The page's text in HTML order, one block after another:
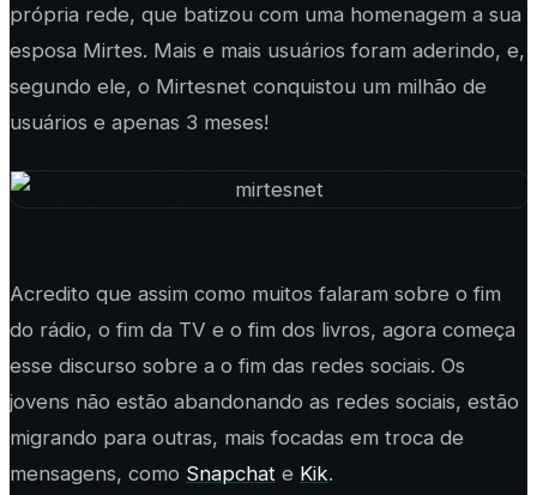
própria rede, que batizou com uma homenagem a sua
esposa Mirtes. Mais e mais usuários foram aderindo, e,
segundo ele, o Mirtesnet conquistou um milhão de
usuários e apenas 3 meses!
Acredito que assim como muitos falaram sobre o fim
do rádio, o fim da TV e o fim dos livros, agora começa
esse discurso sobre a o fim das redes sociais. Os
jovens não estão abandonando as redes sociais, estão
migrando para outras, mais focadas em troca de
mensagens, como Snapchat e Kik.